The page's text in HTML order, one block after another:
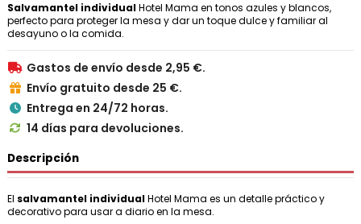
Salvamantel individualHotel Mama en tonos azules y blancos,
perfecto para proteger la mesa y dar un toque dulce y familiar al
desayuno o la comida.
 Gastos de envío desde 2,95 €.
 Envío gratuito desde 25 €.
 Entrega en 24/72 horas.
 14 días para devoluciones.
Descripción
El salvamantel individualHotel Mama es un detalle práctico y
decorativo para usar a diario en la mesa.